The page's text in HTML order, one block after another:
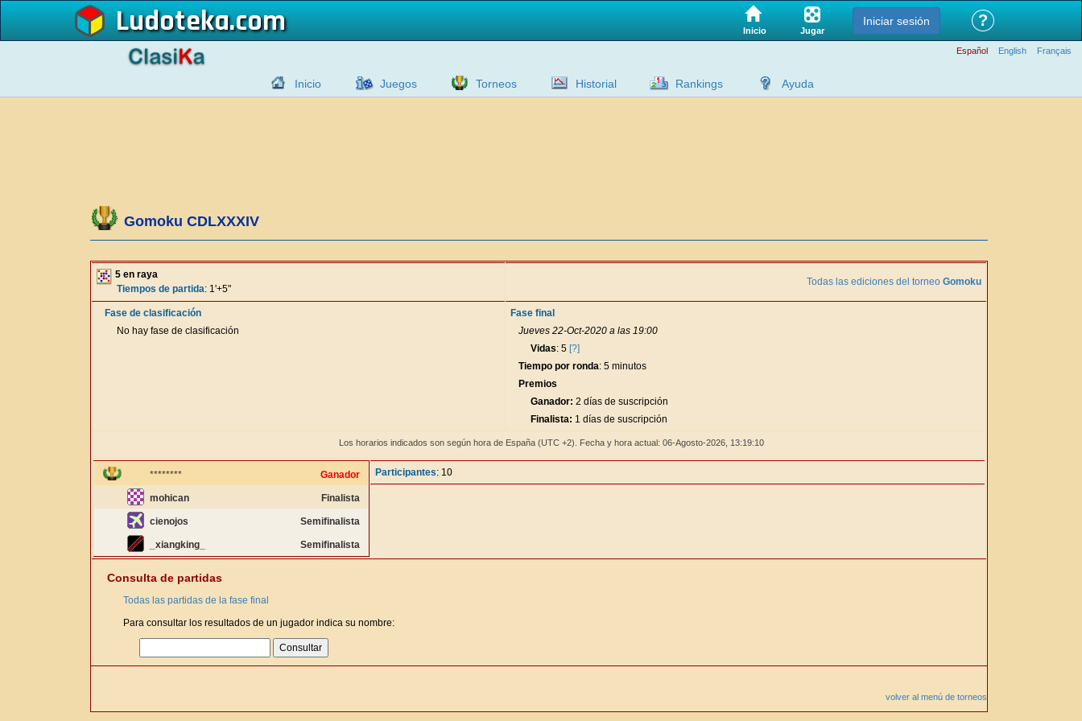
Ludoteka Inicio Jugar
Iniciar sesión ?
Español English Français
Inicio Juegos Torneos Historial Rankings Ayuda
Gomoku CDLXXXIV
5 en raya
Tiempos de partida: 1'+5"
Todas las ediciones del torneo Gomoku
Fase de clasificación
No hay fase de clasificación
Fase final
Jueves 22-Oct-2020 a las 19:00
Vidas: 5 [?]
Tiempo por ronda: 5 minutos
Premios
Ganador: 2 días de suscripción
Finalista: 1 días de suscripción
Los horarios indicados son según hora de España (UTC +2). Fecha y hora actual: 06-Agosto-2026, 13:19:10
******** Ganador
mohican Finalista
cienojos Semifinalista
_xiangking_ Semifinalista
Participantes: 10
Consulta de partidas
Todas las partidas de la fase final
Para consultar los resultados de un jugador indica su nombre:
volver al menú de torneos